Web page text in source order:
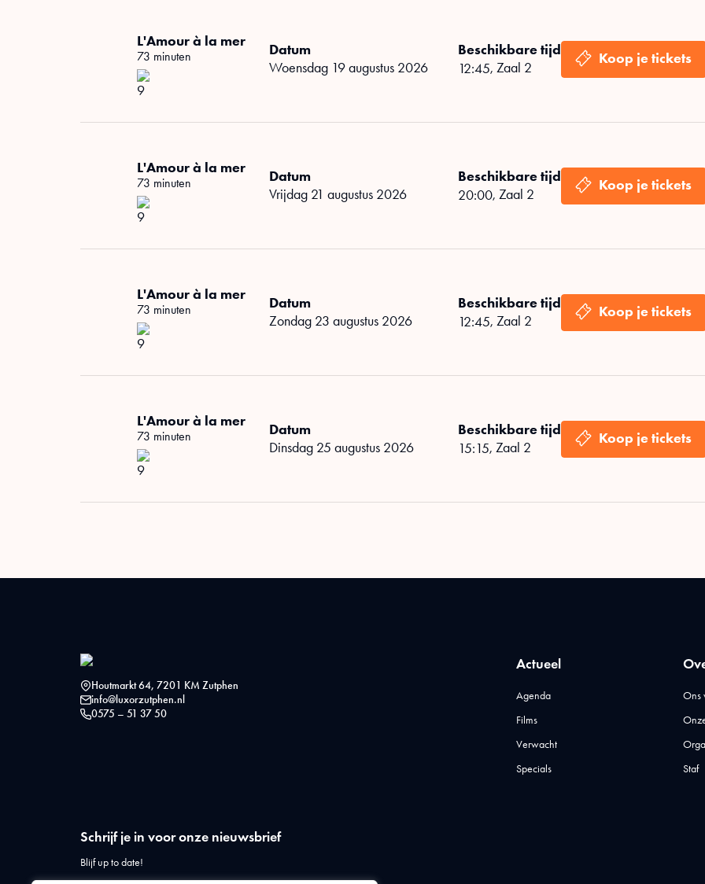
L'Amour à la mer
73 minuten
Datum
woensdag 19 augustus 2026
Beschikbare tijd
12:45, Zaal 2
L'Amour à la mer
73 minuten
Datum
vrijdag 21 augustus 2026
Beschikbare tijd
20:00, Zaal 2
L'Amour à la mer
73 minuten
Datum
zondag 23 augustus 2026
Beschikbare tijd
12:45, Zaal 2
L'Amour à la mer
73 minuten
Datum
dinsdag 25 augustus 2026
Beschikbare tijd
15:15, Zaal 2
Houtmarkt 64, 7201 KM Zutphen
info@luxorzutphen.nl
0575 – 51 37 50
Actueel
Agenda
Films
Verwacht
Specials
Ons
Staf
Schrijf je in voor onze nieuwsbrief
Blijf up to date!